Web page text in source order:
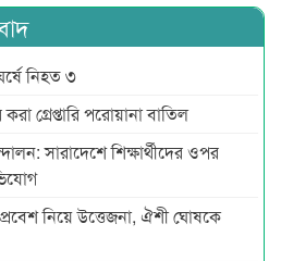
নিহত ৩
গ্রেপ্তারি পরোয়ানা বাতিল
সারাদেশে শিক্ষার্থীদের ওপর
নিয়ে উত্তেজনা, ঐশী ঘোষকে